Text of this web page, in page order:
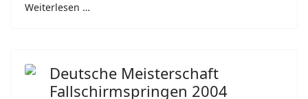
Weiterlesen …
Deutsche Meisterschaft
Fallschirmspringen 2004